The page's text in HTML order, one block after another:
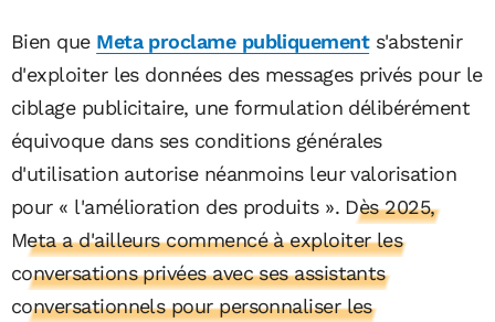
Bien que Meta proclame publiquements'abstenir
d'exploiter les données des messages privés pour le
ciblage publicitaire, une formulation délibérément
équivoque dans ses conditions générales
d'utilisation autorise néanmoins leur valorisation
pour « l'amélioration des produits ». Dès 2025,
Meta a d'ailleurs commencé à exploiter les
conversations privées avec ses assistants
conversationnels pour personnaliser les